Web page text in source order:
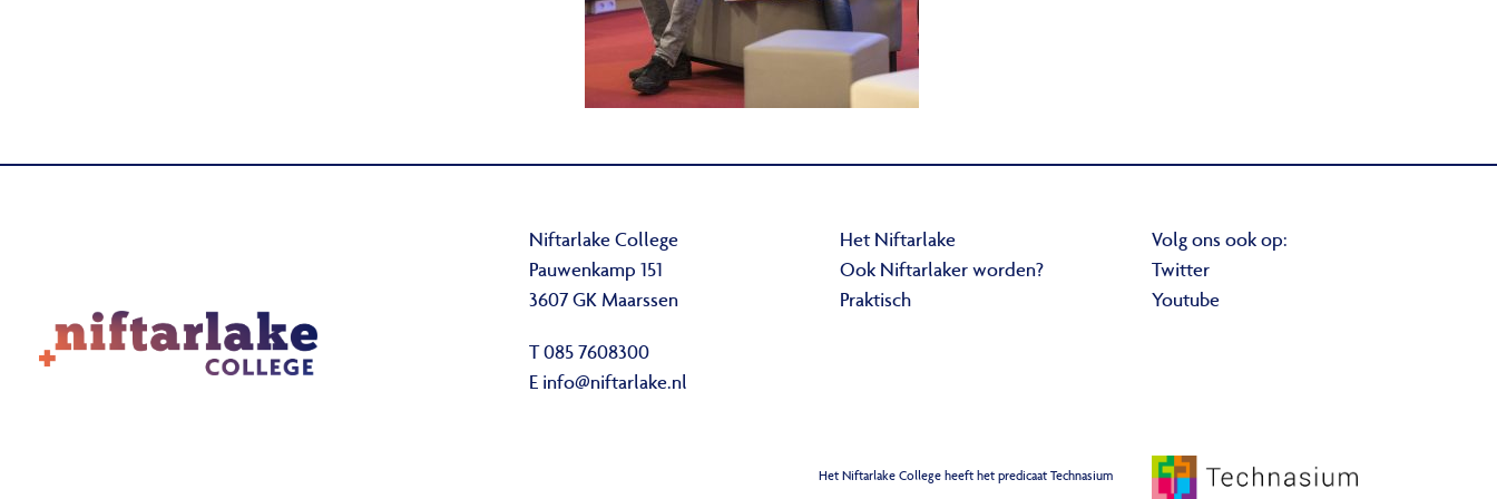
Niftarlake College
Pauwenkamp 151
3607 GK Maarssen
T 085 7608300
E info@niftarlake.nl
Het Niftarlake
Ook Niftarlaker worden?
Praktisch
Volg ons ook op:
Twitter
Youtube
Het Niftarlake College heeft het predicaat Technasium